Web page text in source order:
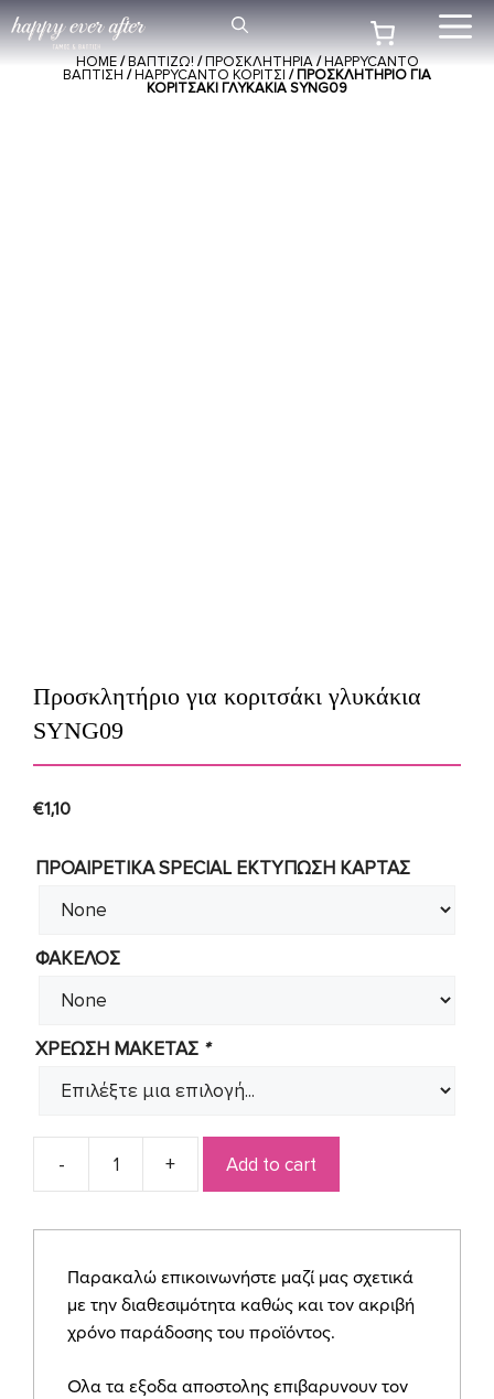
Μετάβαση
σε
περιεχόμενο
HOME/ΒΑΠΤΙΖΩ!/ΠΡΟΣΚΛΗΤΗΡΙΑ/HAPPYCANTO
ΒΑΠΤΙΣΗ /HAPPYCANTO ΚΟΡΙΤΣΙ / ΠΡΟΣΚΛΗΤΉΡΙΟ ΓΙΑ
ΚΟΡΙΤΣΆΚΙ ΓΛΥΚΆΚΙΑ SYNG09
Προσκλητήριο για κοριτσάκι γλυκάκια
SYNG09
€1,10
ΠΡΟΑΙΡΕΤΙΚΑ SPECIAL ΕΚΤΥΠΩΣΗ KAΡΤΑΣ
ΦΑΚΕΛΟΣ
ΧΡΕΩΣΗ ΜΑΚΕΤΑΣ *
Προσκλητήριο
κοριτσάκι
SYNG09
quantity
Add to cart
Παρακαλώ επικοινωνήστε μαζί μας σχετικά
με την διαθεσιμότητα καθώς και τον ακριβή
χρόνο παράδοσης του προϊόντος.
Ολα τα εξοδα αποστολης επιβαρυνουν τον